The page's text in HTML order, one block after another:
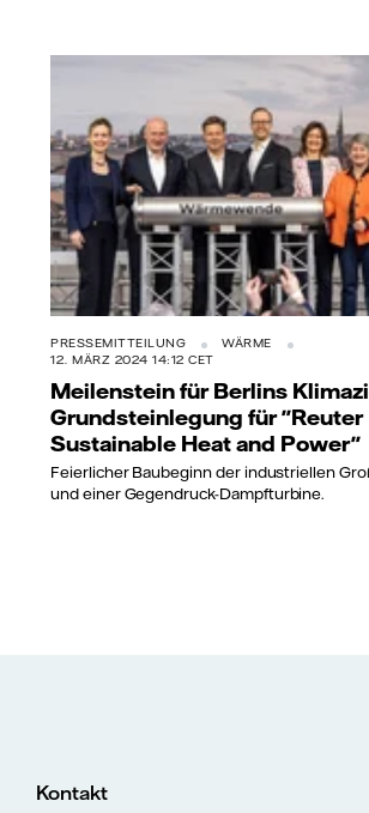
PRESSEMITTEILUNG
WÄRME
12. MÄRZ 2024 14:12 CET
Meilenstein für Berlins
Grundsteinlegung für "Reuter
Sustainable Heat and Power"
Feierlicher Baubeginn der industriellen
und einer Gegendruck-Dampfturbine.
Kontakt